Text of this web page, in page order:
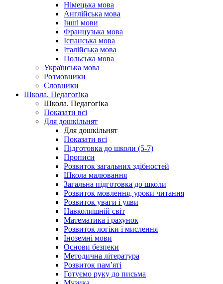
Німецька мова
Англійська мова
Інші мови
Французька мова
Іспанська мова
Італійська мова
Польська мова
Українська мова
Розмовники
Словники
Школа. Педагогіка
Школа. Педагогіка
Показати всі
Для дошкільнят
Для дошкільнят
Показати всі
Підготовка до школи (5-7)
Прописи
Розвиток загальних здібностей
Школа малювання
Загальна підготовка до школи
Розвиток мовлення, уроки читання
Розвиток уваги і уяви
Навколишній світ
Математика і рахунок
Розвиток логіки і мислення
Іноземні мови
Основи безпеки
Методична література
Розвиток пам’яті
Готуємо руку до письма